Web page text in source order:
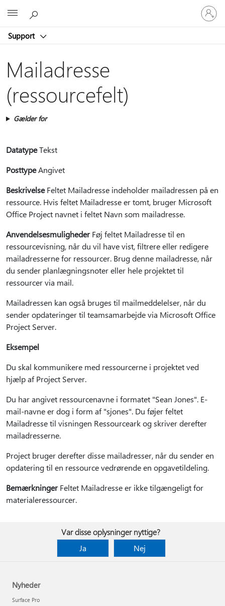
Support
Log
på
din
Mailadresse
(ressourcefelt)
Gælder for
DatatypeTekst
PosttypeAngivet
BeskrivelseFeltet Mailadresse indeholder mailadressen på en
ressource. Hvis feltet Mailadresse er tomt, bruger Microsoft
Office Project navnet i feltet Navn som mailadresse.
AnvendelsesmulighederFøj feltet Mailadresse til en
ressourcevisning, når du vil have vist, filtrere eller redigere
mailadresserne for ressourcer. Brug denne mailadresse, når
du sender planlægningsnoter eller hele projektet til
ressourcer via mail.
Mailadressen kan også bruges til mailmeddelelser, når du
sender opdateringer til teamsamarbejde via Microsoft Office
Project Server.
Eksempel
Du skal kommunikere med ressourcerne i projektet ved
hjælp af Project Server.
Du har angivet ressourcenavne i formatet "Sean Jones". E-
mail-navne er dog i form af "sjones". Du føjer feltet
Mailadresse til visningen Ressourceark og skriver derefter
mailadresserne.
Project bruger derefter disse mailadresser, når du sender en
opdatering til en ressource vedrørende en opgavetildeling.
BemærkningerFeltet Mailadresse er ikke tilgængeligt for
materialeressourcer.
Var disse oplysninger nyttige?
Ja
Nej
Nyheder
Surface Pro